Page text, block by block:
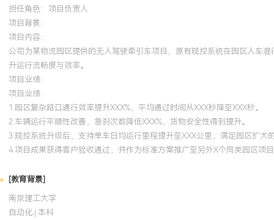
担任角色： 项目负责人
项目背景：
项目内容：
公司为某物流园区提供的无人驾驶牵引车项目，原有规控系统在园区人车
升运行流畅度与效率。
项目业绩：
项目业绩：
1.园区复杂路口通行效率提升XXX%，平均通过时间从XXX秒降至XXX秒。
2.车辆运行平顺性改善，急刹次数降低XXX%，货物安全性得到提升。
3.规控系统升级后，支持单车日均运行里程提升至XXX公里，满足园区扩大
4.项目成果获得客户验收通过，并作为标准方案推广至另外X个同类园区项
[教育背景]
南京理工大学
自动化 | 本科